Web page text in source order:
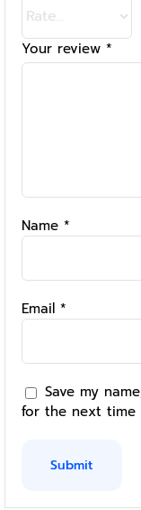
Your review *
Name *
Email *
Save my
for the next time